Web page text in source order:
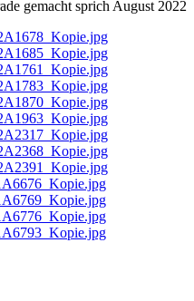
gemacht sprich August 2022